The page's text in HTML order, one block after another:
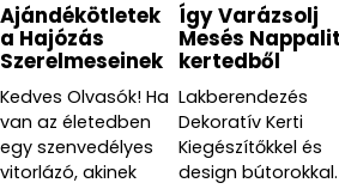
Ajándékötletek
a Hajózás
Szerelmeseinek
Kedves Olvasók! Ha
van az életedben
egy szenvedélyes
vitorlázó, akinek
Így Varázsolj
Mesés Nappalit
kertedből
Lakberendezés
Dekoratív Kerti
Kiegészítőkkel és
design bútorokkal.